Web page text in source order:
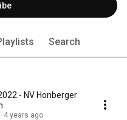
Search
- NV Honberger
4 years ago